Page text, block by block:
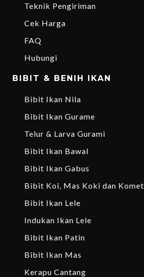
Teknik Pengiriman
Cek Harga
FAQ
Hubungi
BIBIT & BENIH IKAN
Bibit Ikan Nila
Bibit Ikan Gurame
Telur & Larva Gurami
Bibit Ikan Bawal
Bibit Ikan Gabus
Bibit Koi, Mas Koki dan Komet
Bibit Ikan Lele
Indukan Ikan Lele
Bibit Ikan Patin
Bibit Ikan Mas
Kerapu Cantang